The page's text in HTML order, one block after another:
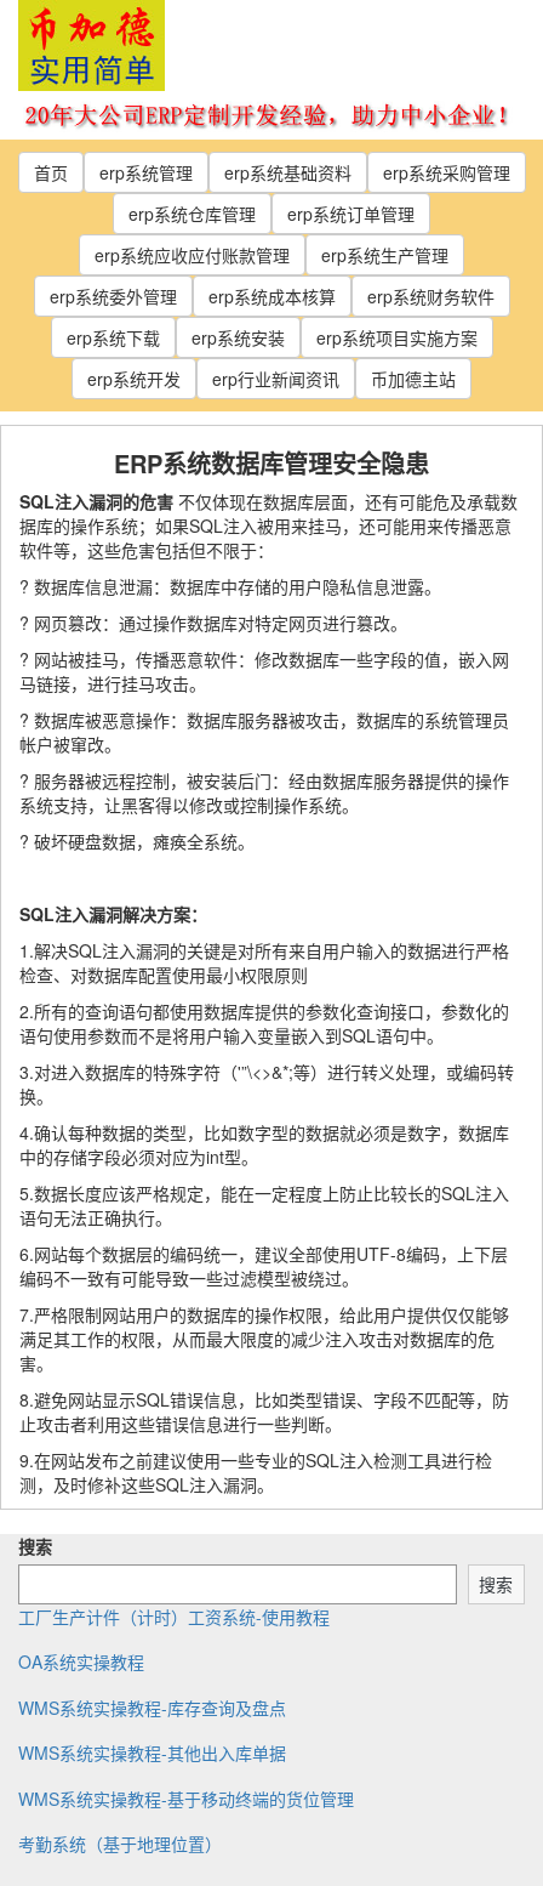
Skip
content
首页 erp系统管理 erp系统基础资料
erp系统采购管理
erp系统仓库管理
erp系统订单管理
erp系统应收应付账款管理
erp系统生产管理
erp系统委外管理
erp系统成本核算
erp系统财务软件
erp系统下载
erp系统安装
erp系统项目实施方案
erp系统开发
erp行业新闻资讯 币加德主站
ERP系统数据库管理安全隐患
SQL注入漏洞的危害 不仅体现在数据库层面，还有可能危及承载数
据库的操作系统；如果SQL注入被用来挂马，还可能用来传播恶意
软件等，这些危害包括但不限于：
? 数据库信息泄漏：数据库中存储的用户隐私信息泄露。
? 网页篡改：通过操作数据库对特定网页进行篡改。
? 网站被挂马，传播恶意软件：修改数据库一些字段的值，嵌入网
马链接，进行挂马攻击。
? 数据库被恶意操作：数据库服务器被攻击，数据库的系统管理员
帐户被窜改。
? 服务器被远程控制，被安装后门：经由数据库服务器提供的操作
系统支持，让黑客得以修改或控制操作系统。
? 破坏硬盘数据，瘫痪全系统。
SQL注入漏洞解决方案：
1.解决SQL注入漏洞的关键是对所有来自用户输入的数据进行严格
检查、对数据库配置使用最小权限原则
2.所有的查询语句都使用数据库提供的参数化查询接口，参数化的
语句使用参数而不是将用户输入变量嵌入到SQL语句中。
3.对进入数据库的特殊字符（'”\<>&*;等）进行转义处理，或编码转
换。
4.确认每种数据的类型，比如数字型的数据就必须是数字，数据库
中的存储字段必须对应为int型。
5.数据长度应该严格规定，能在一定程度上防止比较长的SQL注入
语句无法正确执行。
6.网站每个数据层的编码统一，建议全部使用UTF-8编码，上下层
编码不一致有可能导致一些过滤模型被绕过。
7.严格限制网站用户的数据库的操作权限，给此用户提供仅仅能够
满足其工作的权限，从而最大限度的减少注入攻击对数据库的危
害。
8.避免网站显示SQL错误信息，比如类型错误、字段不匹配等，防
止攻击者利用这些错误信息进行一些判断。
9.在网站发布之前建议使用一些专业的SQL注入检测工具进行检
测，及时修补这些SQL注入漏洞。
搜索
搜索
工厂生产计件（计时）工资系统-使用教程
OA系统实操教程
WMS系统实操教程-库存查询及盘点
WMS系统实操教程-其他出入库单据
WMS系统实操教程-基于移动终端的货位管理
考勤系统（基于地理位置）